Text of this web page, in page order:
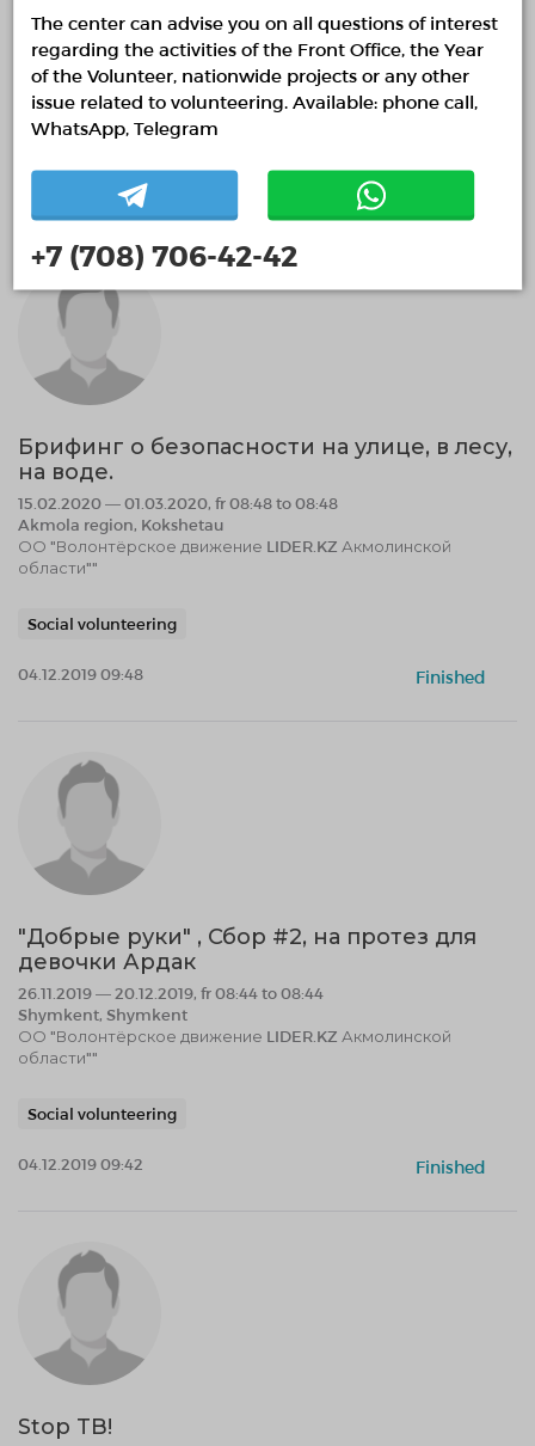
10.04.2020 — 10.05.2020, fr 08:50 to 08:50
Akmola region, Kokshetau
ОО "Волонтёрское движение LIDER.KZ Акмолинской
области""
Social volunteering
04.12.2019 09:50
Брифинг о безопасности на улице, в лесу,
на воде.
15.02.2020 — 01.03.2020, fr 08:48 to 08:48
Akmola region, Kokshetau
ОО "Волонтёрское движение LIDER.KZ Акмолинской
области""
Social volunteering
04.12.2019 09:48 Finished
"Добрые руки" , Сбор #2, на протез для
девочки Ардак
26.11.2019 — 20.12.2019, fr 08:44 to 08:44
Shymkent, Shymkent
ОО "Волонтёрское движение LIDER.KZ Акмолинской
области""
Social volunteering
04.12.2019 09:42 Finished
Stop TB!
The center can advise you on all questions of interest
regarding the activities of the Front Office, the Year
of the Volunteer, nationwide projects or any other
issue related to volunteering. Available: phone call,
WhatsApp, Telegram
+7 (708) 706-42-42